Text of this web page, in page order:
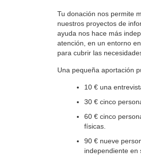
Tu donación nos permite
nuestros proyectos de
ayuda nos hace más
atención, en un entorno
para cubrir las
Una pequeña aportación
10 € una
30 € cinco
60 € cinco
físicas.
90 € nueve
independiente en